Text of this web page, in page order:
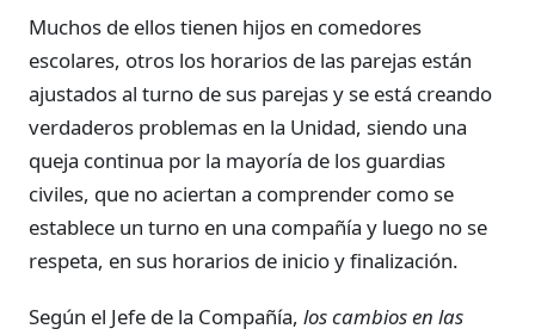
Muchos de ellos tienen hijos en comedores
escolares, otros los horarios de las parejas están
ajustados al turno de sus parejas y se está creando
verdaderos problemas en la Unidad, siendo una
queja continua por la mayoría de los guardias
civiles, que no aciertan a comprender como se
establece un turno en una compañía y luego no se
respeta, en sus horarios de inicio y finalización.
Según el Jefe de la Compañía, los cambios en las